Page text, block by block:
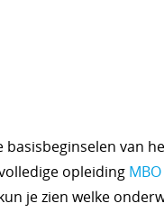
van
opleiding
je zien welke